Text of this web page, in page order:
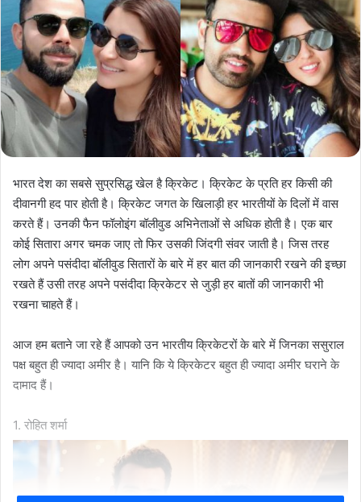
भारत देश का सबसे सुप्रसिद्ध खेल है क्रिकेट। क्रिकेट के प्रति हर किसी की
दीवानगी हद पार होती है। क्रिकेट जगत के खिलाड़ी हर भारतीयों के दिलों में वास
करते हैं। उनकी फैन फॉलोइंग बॉलीवुड अभिनेताओं से अधिक होती है। एक बार
कोई सितारा अगर चमक जाए तो फिर उसकी जिंदगी संवर जाती है। जिस तरह
लोग अपने पसंदीदा बॉलीवुड सितारों के बारे में हर बात की जानकारी रखने की इच्छा
रखते हैं उसी तरह अपने पसंदीदा क्रिकेटर से जुड़ी हर बातों की जानकारी भी
रखना चाहते हैं।
आज हम बताने जा रहे हैं आपको उन भारतीय क्रिकेटरों के बारे में जिनका ससुराल
पक्ष बहुत ही ज्यादा अमीर है। यानि कि ये क्रिकेटर बहुत ही ज्यादा अमीर घराने के
दामाद हैं।
1. रोहित शर्मा